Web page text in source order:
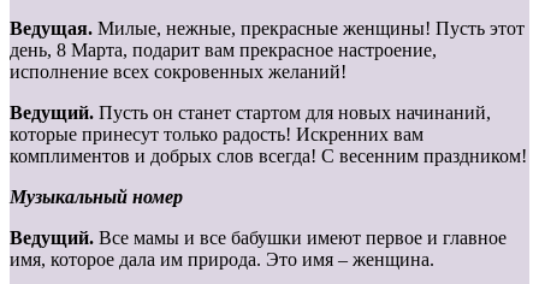
Ведущая. Милые, нежные, прекрасные женщины! Пусть этот
день, 8 Марта, подарит вам прекрасное настроение,
исполнение всех сокровенных желаний!
Ведущий. Пусть он станет стартом для новых начинаний,
которые принесут только радость! Искренних вам
комплиментов и добрых слов всегда! С весенним праздником!
Музыкальный номер
Ведущий. Все мамы и все бабушки имеют первое и главное
имя, которое дала им природа. Это имя – женщина.